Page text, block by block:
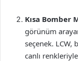
Kısa Bomber
görünüm
seçenek.
canlı